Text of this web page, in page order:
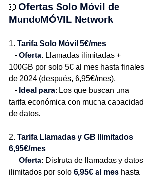
💥 Ofertas Solo Móvil de
MundoMÓVIL Network
1. Tarifa Solo Móvil 5€/mes
   -
Oferta: Llamadas ilimitadas +
100GB por solo 5€ al mes hasta finales
de 2024 (después, 6,95€/mes).
   -
Ideal para: Los que buscan una
tarifa económica con mucha capacidad
de datos.
2. Tarifa Llamadas y GB Ilimitados
6,95€/mes
   -
Oferta: Disfruta de llamadas y datos
ilimitados por solo 6,95€ al mes hasta